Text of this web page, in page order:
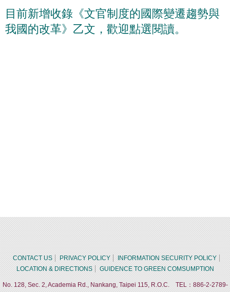
目前新增收錄《文官制度的國際變遷趨勢與
我國的改革》乙文，歡迎點選閱讀。
CONTACT US PRIVACY POLICY
INFORMATION SECURITY POLICY
LOCATION & DIRECTIONS
GUIDENCE TO GREEN COMSUMPTION
No. 128, Sec. 2, Academia Rd., Nankang, Taipei 115, R.O.C. TEL：886-2-2789-